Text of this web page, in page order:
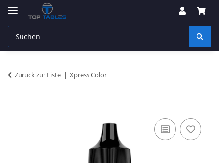
Zurück zur Liste Xpress Color